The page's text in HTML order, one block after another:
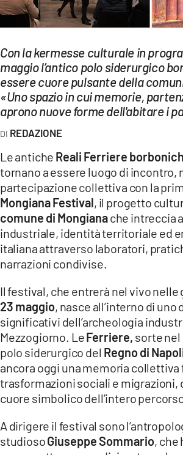
Streaming
LAC TV
LAC NETWORK
LAC ONAIR
LaC
LACTV.IT
LACONAIR.IT
LACITYMAG.IT
ILREGGINO.IT
ILVIBONESE.IT
CATANZAROCHANNEL.IT
LACAPITALENEWS.IT
APPLE
Con la kermesse culturale in
maggio l’antico polo siderurgico
essere cuore pulsante della
«Uno spazio in cui memorie,
aprono nuove forme dell'abitare i
REDAZIONE
Le antiche Reali Ferriere
tornano a essere luogo di incontro,
partecipazione collettiva con la
Mongiana Festival, il progetto
comune di Mongianache intreccia
industriale, identità territoriale ed
italiana attraverso laboratori,
narrazioni condivise.
Il festival, che entrerà nel vivo nelle
23 maggio, nasce all’interno di
significativi dell’archeologia
Mezzogiorno. LeFerriere, sorte nel
polo siderurgico del Regno di
ancora oggi una memoria collettiva
trasformazioni sociali e migrazioni,
cuore simbolico dell’intero
A dirigere il festival sono
studiosoGiuseppe Sommario,